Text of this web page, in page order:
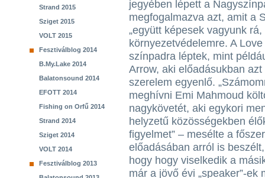
Strand 2015
Sziget 2015
VOLT 2015
Fesztiválblog 2014
B.My.Lake 2014
Balatonsound 2014
EFOTT 2014
Fishing on Orfű 2014
Strand 2014
Sziget 2014
VOLT 2014
Fesztiválblog 2013
jegyében lépett a
megfogalmazva azt, amit a
„együtt képesek vagyunk
környezetvédelemre. A
színpadra léptek, mint
Arrow, aki előadásukban
szerelem egyenlő.
meghívni Emi Mahmoud
nagykövetét, aki egykori
helyzetű közösségekben
figyelmet” – mesélte a
előadásában arról is
hogy hogy viselkedik a
már a jövő évi „speaker”-